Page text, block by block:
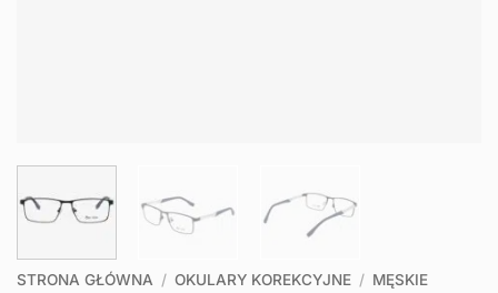
STRONA GŁÓWNA / OKULARY KOREKCYJNE / MĘSKIE